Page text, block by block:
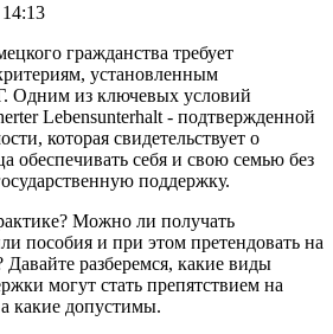
гражданства требует
установленным
Одним из ключевых условий
Lebensunterhalt - подтвержденной
которая свидетельствует о
обеспечивать себя и свою семью без
поддержку.
Можно ли получать
пособия и при этом претендовать на
Давайте разберемся, какие виды
могут стать препятствием на
какие допустимы.